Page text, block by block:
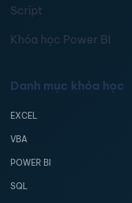
Script
Khóa học Power BI
Danh mục khóa học
EXCEL
VBA
POWER BI
SQL